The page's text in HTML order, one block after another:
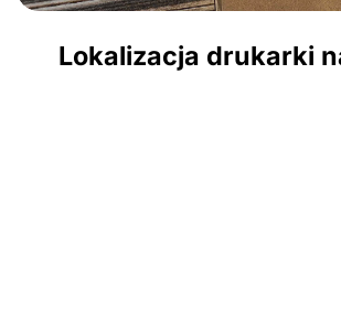
Lokalizacja drukarki